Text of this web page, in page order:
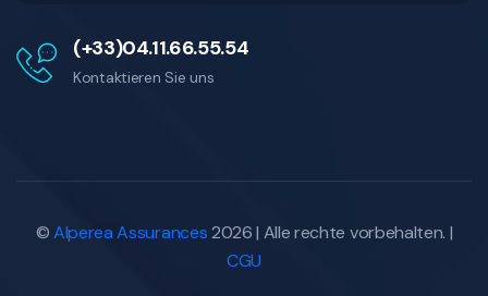
(+33)04.11.66.55.54
Kontaktieren Sie uns
©Alperea Assurances2026 | Alle rechte vorbehalten. |
CGU